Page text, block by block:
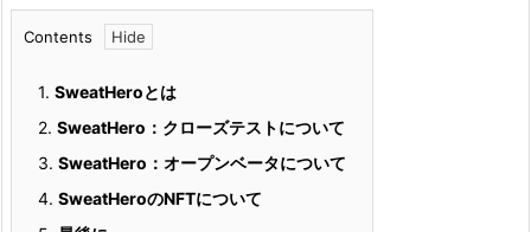
Contents
1. SweatHeroとは
2. SweatHero：クローズテストについて
3. SweatHero：オープンベータについて
4. SweatHeroのNFTについて